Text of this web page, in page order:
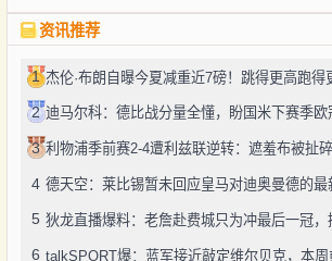
资讯推荐
1
2 迪马尔科：德比战分量全懂，盼国米下赛季欧
3
4
5
6 talkSPORT爆：蓝军接近敲定维尔贝克，本周